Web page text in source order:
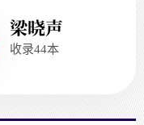
梁晓声
收录44本